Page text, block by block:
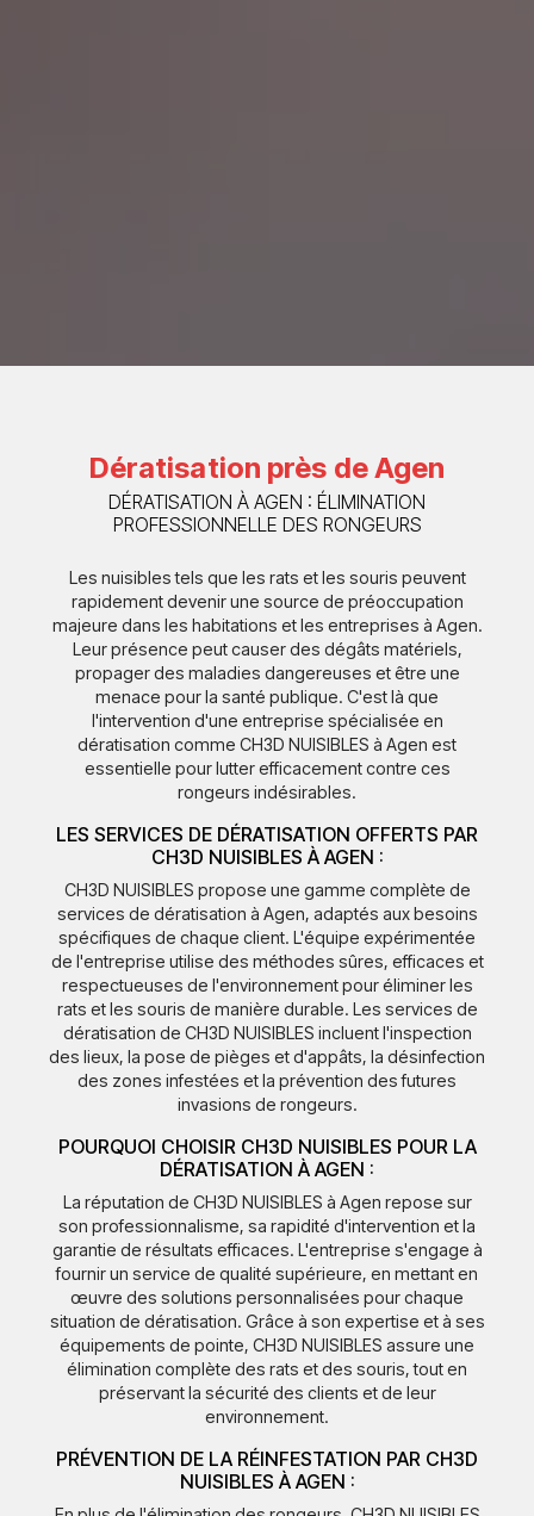
Dératisation près de Agen
DÉRATISATION À AGEN : ÉLIMINATION
PROFESSIONNELLE DES RONGEURS
Les nuisibles tels que les rats et les souris peuvent
rapidement devenir une source de préoccupation
majeure dans les habitations et les entreprises à Agen.
Leur présence peut causer des dégâts matériels,
propager des maladies dangereuses et être une
menace pour la santé publique. C'est là que
l'intervention d'une entreprise spécialisée en
dératisation comme CH3D NUISIBLES à Agen est
essentielle pour lutter efficacement contre ces
rongeurs indésirables.
LES SERVICES DE DÉRATISATION OFFERTS PAR
CH3D NUISIBLES À AGEN :
CH3D NUISIBLES propose une gamme complète de
services de dératisation à Agen, adaptés aux besoins
spécifiques de chaque client. L'équipe expérimentée
de l'entreprise utilise des méthodes sûres, efficaces et
respectueuses de l'environnement pour éliminer les
rats et les souris de manière durable. Les services de
dératisation de CH3D NUISIBLES incluent l'inspection
des lieux, la pose de pièges et d'appâts, la désinfection
des zones infestées et la prévention des futures
invasions de rongeurs.
POURQUOI CHOISIR CH3D NUISIBLES POUR LA
DÉRATISATION À AGEN :
La réputation de CH3D NUISIBLES à Agen repose sur
son professionnalisme, sa rapidité d'intervention et la
garantie de résultats efficaces. L'entreprise s'engage à
fournir un service de qualité supérieure, en mettant en
œuvre des solutions personnalisées pour chaque
situation de dératisation. Grâce à son expertise et à ses
équipements de pointe, CH3D NUISIBLES assure une
élimination complète des rats et des souris, tout en
préservant la sécurité des clients et de leur
environnement.
PRÉVENTION DE LA RÉINFESTATION PAR CH3D
NUISIBLES À AGEN :